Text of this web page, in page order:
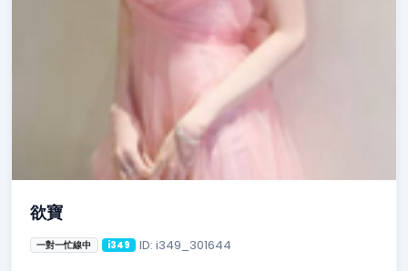
欲寶
一對一忙線中 i349 ID: i349_301644